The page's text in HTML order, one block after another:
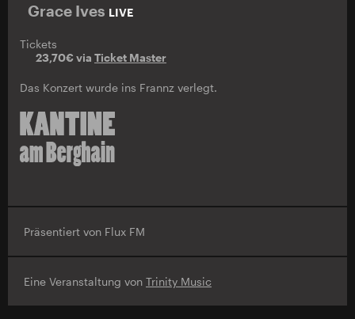
Grace Ives LIVE
Tickets
23,70€ via Ticket Master
Das Konzert wurde ins Frannz verlegt.
Präsentiert von Flux FM
Eine Veranstaltung von Trinity Music